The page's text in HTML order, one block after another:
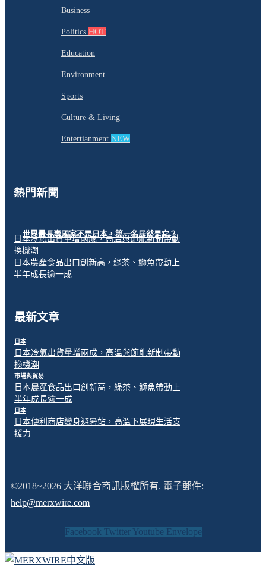
Business
Politics HOT
Education
Environment
Sports
Culture & Living
Entertianment NEW
熱門新聞
世界最長壽國家不是日本，第一名居然是它？
日本冷氣出貨量增兩成，高溫與節能新制帶動
換機潮
日本農產食品出口創新高，綠茶、鰤魚帶動上
半年成長逾一成
最新文章
日本
日本冷氣出貨量增兩成，高溫與節能新制帶動
換機潮
市場與貿易
日本農產食品出口創新高，綠茶、鰤魚帶動上
半年成長逾一成
日本
日本便利商店變身避暑站，高溫下展現生活支
援力
©2018~2026 大洋聯合商訊版權所有. 電子郵件:
help@merxwire.com
Facebook Twitter Youtube Envelope